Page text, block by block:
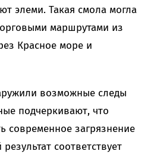
элеми. Такая смола могла
маршрутами из
Красное море и
возможные следы
подчеркивают, что
современное загрязнение
соответствует